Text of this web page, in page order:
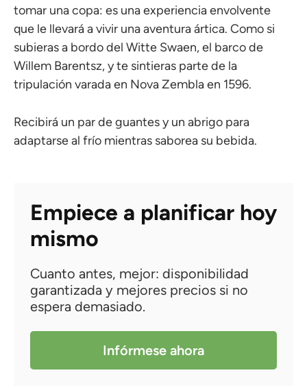
tomar una copa: es una experiencia envolvente
que le llevará a vivir una aventura ártica. Como si
subieras a bordo del Witte Swaen, el barco de
Willem Barentsz, y te sintieras parte de la
tripulación varada en Nova Zembla en 1596.
Recibirá un par de guantes y un abrigo para
adaptarse al frío mientras saborea su bebida.
Empiece a planificar hoy
mismo
Cuanto antes, mejor: disponibilidad
garantizada y mejores precios si no
espera demasiado.
Infórmese ahora